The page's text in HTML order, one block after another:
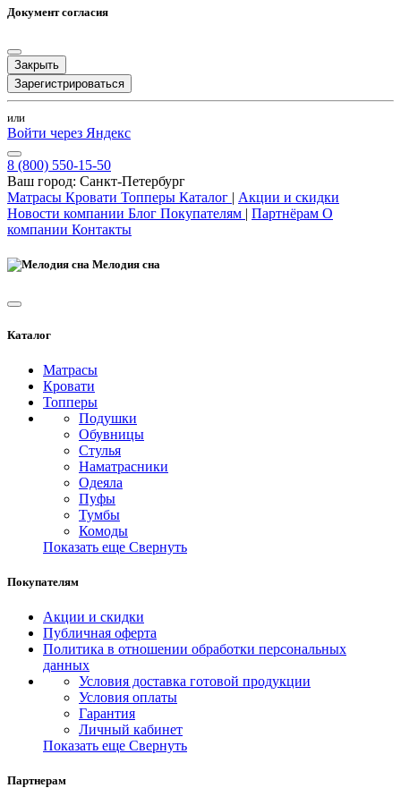
Документ согласия
Закрыть
Зарегистрироваться
или
Войти через Яндекс
8 (800) 550-15-50
Ваш город: Санкт-Петербург
Матрасы Кровати Топперы Каталог | Акции и скидки
Новости компании Блог Покупателям | Партнёрам О
компании Контакты
Мелодия сна
Каталог
Матрасы
Кровати
Топперы
Подушки
Обувницы
Стулья
Наматрасники
Одеяла
Пуфы
Тумбы
Комоды
Показать еще Свернуть
Покупателям
Акции и скидки
Публичная оферта
Политика в отношении обработки персональных
данных
Условия доставка готовой продукции
Условия оплаты
Гарантия
Личный кабинет
Показать еще Свернуть
Партнерам